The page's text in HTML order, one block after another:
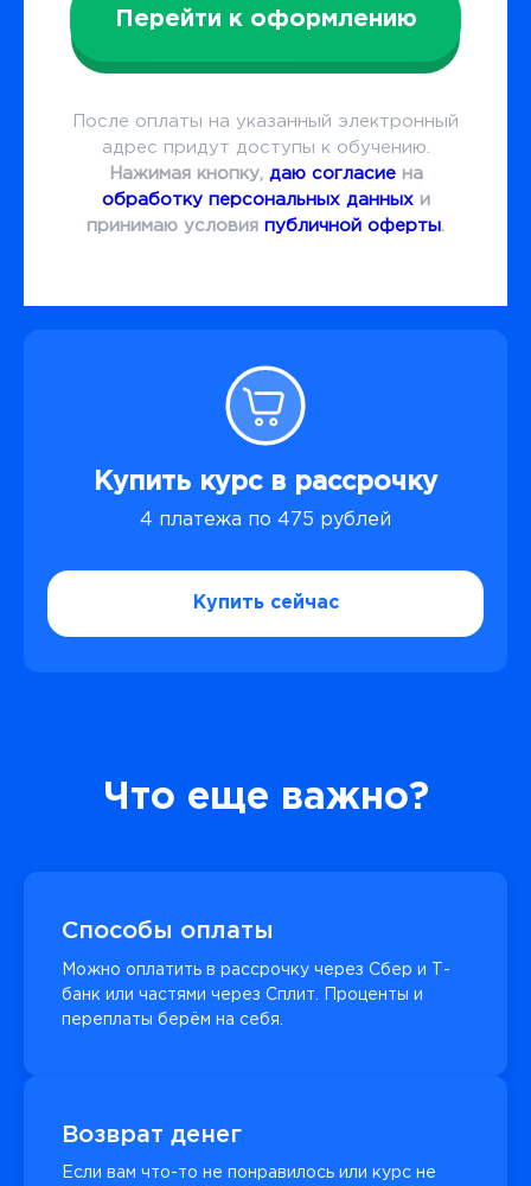
Перейти к оформлению
После оплаты на указанный электронный
адрес придут доступы к обучению.
Нажимая кнопку, даю согласиена
обработку персональных данныхи
принимаю условия публичной оферты.
Купить курс в рассрочку
4 платежа по 475 рублей
Купить сейчас
Что еще важно?
Способы оплаты
Можно оплатить в рассрочку через Сбер и Т-
банк или частями через Сплит. Проценты и
переплаты берём на себя.
Возврат денег
Если вам что-то не понравилось или курс не